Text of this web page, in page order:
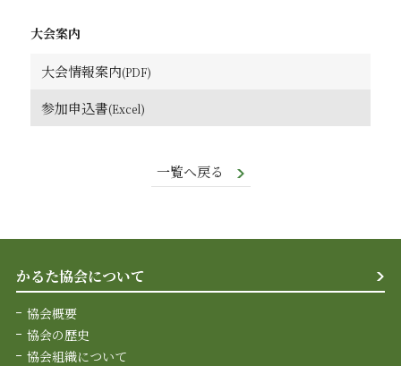
大会案内
大会情報案内
参加申込書
一覧へ戻る
かるた協会について
協会概要
協会の歴史
協会組織について